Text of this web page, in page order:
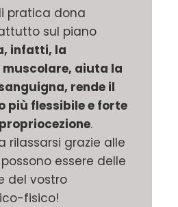
pratica dona
sul piano
infatti, la
aiuta la
rende il
più flessibile e forte
.
rilassarsi grazie alle
essere delle
del vostro
fisico!